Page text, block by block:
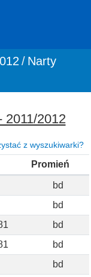
Narty
2011/2012
z wyszukiwarki?
Promień
bd
bd
bd
bd
bd